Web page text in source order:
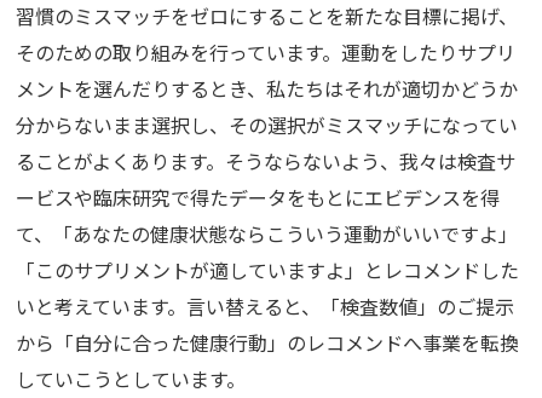
習慣のミスマッチをゼロにすることを新たな目標に掲げ、
そのための取り組みを行っています。運動をしたりサプリ
メントを選んだりするとき、私たちはそれが適切かどうか
分からないまま選択し、その選択がミスマッチになってい
ることがよくあります。そうならないよう、我々は検査サ
ービスや臨床研究で得たデータをもとにエビデンスを得
て、「あなたの健康状態ならこういう運動がいいですよ」
「このサプリメントが適していますよ」とレコメンドした
いと考えています。言い替えると、「検査数値」のご提示
から「自分に合った健康行動」のレコメンドへ事業を転換
していこうとしています。